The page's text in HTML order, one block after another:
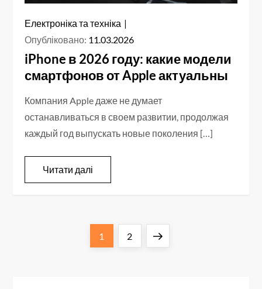
Електроніка та техніка
Опубліковано: 11.03.2026
iPhone в 2026 году: какие модели
смартфонов от Apple актуальны
Компания Apple даже не думает
останавливаться в своем развитии, продолжая
каждый год выпускать новые поколения […]
Читати далі
Сторінка
1 Сторінка
2 Наступна